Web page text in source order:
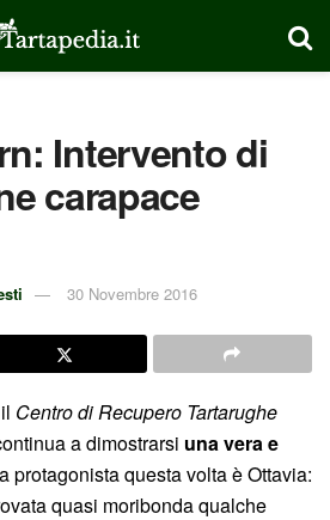
Intervento di
carapace
30 Novembre 2016
Centro di Recupero Tartarughe
a dimostrarsi una vera e
protagonista questa volta è Ottavia:
quasi moribonda qualche